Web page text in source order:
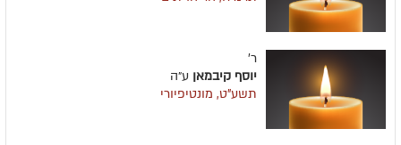
ר'
יוסף קיבמאן ע״ה
תשע"ט, מונטיפיורי